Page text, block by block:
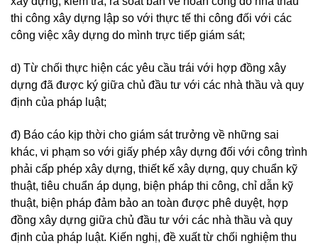
thi công xây dựng lập so với thực tế thi công đối với các
công việc xây dựng do mình trực tiếp giám sát;
d) Từ chối thực hiện các yêu cầu trái với hợp đồng xây
dựng đã được ký giữa chủ đầu tư với các nhà thầu và quy
định của pháp luật;
đ) Báo cáo kịp thời cho giám sát trưởng về những sai
khác, vi phạm so với giấy phép xây dựng đối với công trình
phải cấp phép xây dựng, thiết kế xây dựng, quy chuẩn kỹ
thuật, tiêu chuẩn áp dụng, biện pháp thi công, chỉ dẫn kỹ
thuật, biện pháp đảm bảo an toàn được phê duyệt, hợp
đồng xây dựng giữa chủ đầu tư với các nhà thầu và quy
định của pháp luật. Kiến nghị, đề xuất từ chối nghiệm thu